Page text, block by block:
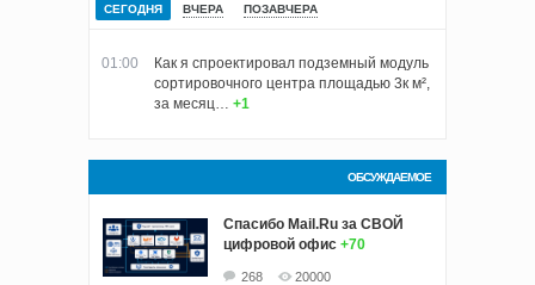
СЕГОДНЯ ВЧЕРА ПОЗАВЧЕРА
01:00
Как я спроектировал подземный модуль
сортировочного центра площадью 3к м²,
за месяц…
+1
ОБСУЖДАЕМОЕ
Спасибо Mail.Ru за СВОЙ
цифровой офис +70
268 20000